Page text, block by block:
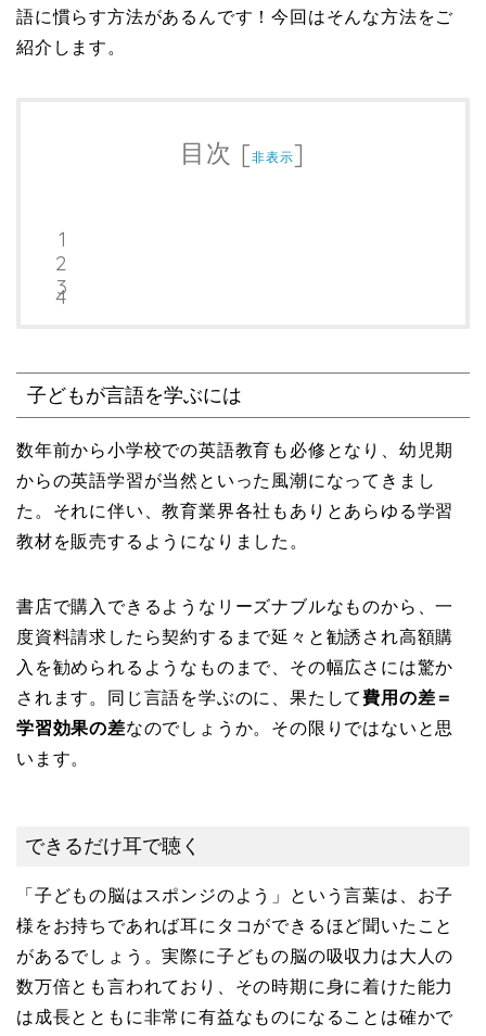
語に慣らす方法があるんです！今回はそんな方法をご
紹介します。
目次 [非表示]
子どもが言語を学ぶには
数年前から小学校での英語教育も必修となり、幼児期
からの英語学習が当然といった風潮になってきまし
た。それに伴い、教育業界各社もありとあらゆる学習
教材を販売するようになりました。
書店で購入できるようなリーズナブルなものから、一
度資料請求したら契約するまで延々と勧誘され高額購
入を勧められるようなものまで、その幅広さには驚か
されます。同じ言語を学ぶのに、果たして費用の差＝
学習効果の差なのでしょうか。その限りではないと思
います。
できるだけ耳で聴く
「子どもの脳はスポンジのよう」という言葉は、お子
様をお持ちであれば耳にタコができるほど聞いたこと
があるでしょう。実際に子どもの脳の吸収力は大人の
数万倍とも言われており、その時期に身に着けた能力
は成長とともに非常に有益なものになることは確かで